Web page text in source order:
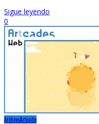
Sigue leyendo
0
ArchivoArtcade